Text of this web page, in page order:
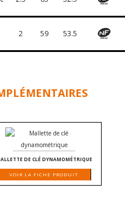
2 59 53.5
DE CLÉ DYNAMOMÉTRIQUE
VOIR LA FICHE PRODUIT